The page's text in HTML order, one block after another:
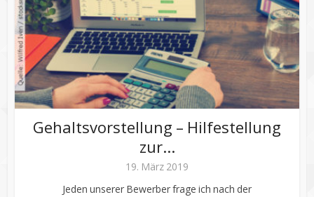
Gehaltsvorstellung – Hilfestellung
zur...
19. März 2019
Jeden unserer Bewerber frage ich nach der